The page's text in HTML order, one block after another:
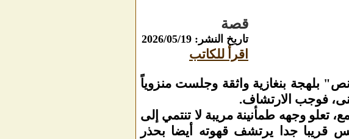
قصة
تاريخ النشر: 2026/05/19
اقرأ للكاتب
بلهجة بنغازية واثقة وجلست منزوياً
فوجب الارتشاف.
وجهه طمأنينة مريبة لا تنتمي إلى
قريبا جدا يرتشف قهوته أيضا بحذر